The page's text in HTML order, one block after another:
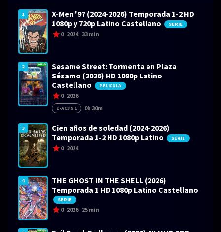
1
X-Men '97 (2024-2026) Temporada 1-2 HD
1080p y 720p Latino Castellano
SERIE
0 2024 33 min
2
Sesame Street: Tormenta en Plaza
Sésamo (2026) HD 1080p Latino
Castellano
PELICULA
0 2026
E-AC3 5.1 0h 30m
3
Cien años de soledad (2024-2026)
Temporada 1-2 HD 1080p Latino
SERIE
0 2024
4
THE GHOST IN THE SHELL (2026)
Temporada 1 HD 1080p Latino Castellano
SERIE
0 2026 25 min